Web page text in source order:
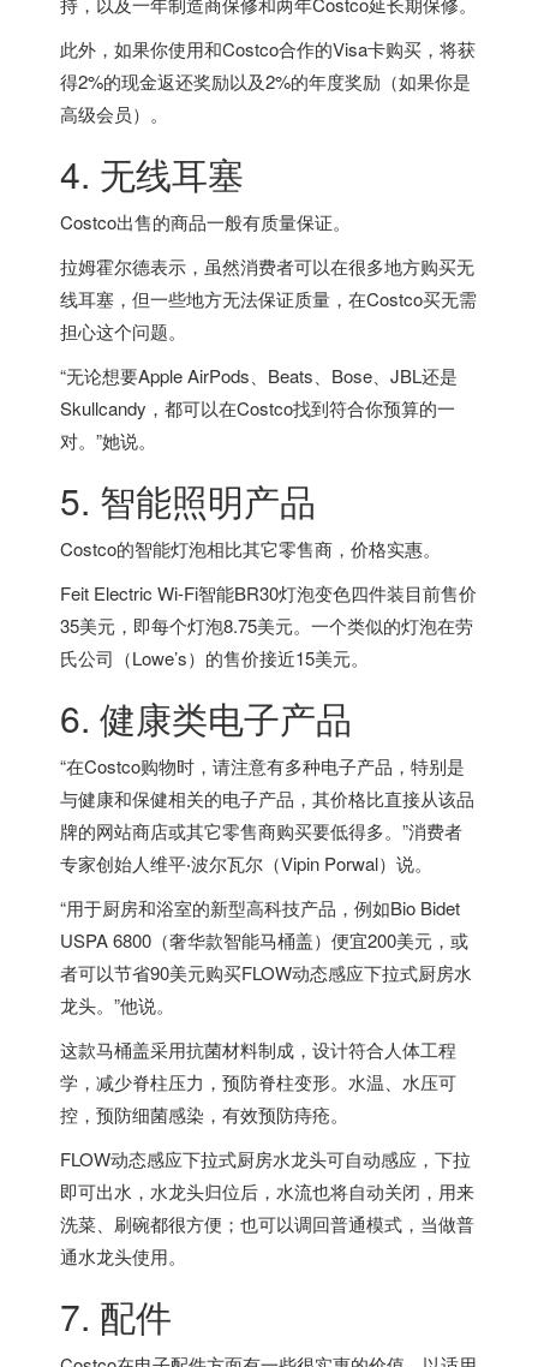
此外，如果你使用和Costco合作的Visa卡购买，将获
得2%的现金返还奖励以及2%的年度奖励（如果你是
高级会员）。
4. 无线耳塞
Costco出售的商品一般有质量保证。
拉姆霍尔德表示，虽然消费者可以在很多地方购买无
线耳塞，但一些地方无法保证质量，在Costco买无需
担心这个问题。
“无论想要Apple AirPods、Beats、Bose、JBL还是
Skullcandy，都可以在Costco找到符合你预算的一
对。”她说。
5. 智能照明产品
Costco的智能灯泡相比其它零售商，价格实惠。
Feit Electric Wi-Fi智能BR30灯泡变色四件装目前售价
35美元，即每个灯泡8.75美元。一个类似的灯泡在劳
氏公司（Lowe’s）的售价接近15美元。
6. 健康类电子产品
“在Costco购物时，请注意有多种电子产品，特别是
与健康和保健相关的电子产品，其价格比直接从该品
牌的网站商店或其它零售商购买要低得多。”消费者
专家创始人维平‧波尔瓦尔（Vipin Porwal）说。
“用于厨房和浴室的新型高科技产品，例如Bio Bidet
USPA 6800（奢华款智能马桶盖）便宜200美元，或
者可以节省90美元购买FLOW动态感应下拉式厨房水
龙头。”他说。
这款马桶盖采用抗菌材料制成，设计符合人体工程
学，减少脊柱压力，预防脊柱变形。水温、水压可
控，预防细菌感染，有效预防痔疮。
FLOW动态感应下拉式厨房水龙头可自动感应，下拉
即可出水，水龙头归位后，水流也将自动关闭，用来
洗菜、刷碗都很方便；也可以调回普通模式，当做普
通水龙头使用。
7. 配件